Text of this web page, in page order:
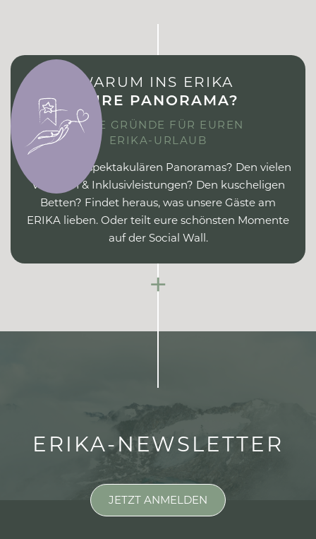
WARUM INS ERIKA
PURE PANORAMA?
GUTE GRÜNDE FÜR EUREN
ERIKA-URLAUB
Wegen des spektakulären Panoramas? Den vielen
Vorteilen & Inklusivleistungen? Den kuscheligen
Betten? Findet heraus, was unsere Gäste am
ERIKA lieben. Oder teilt eure schönsten Momente
auf der Social Wall.
+
ERIKA-NEWSLETTER
JETZT ANMELDEN